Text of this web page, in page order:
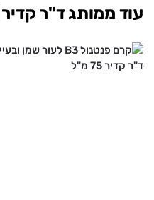
עוד ממותג ד"ר קדיר | DR. KADIR